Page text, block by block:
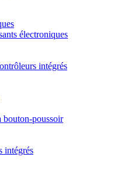
électroniques
intégrés
bouton-poussoir
intégrés